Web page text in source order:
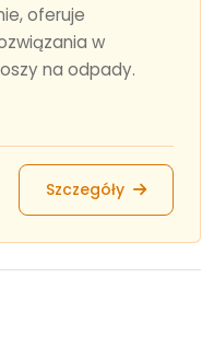
oferuje
w
na odpady.
Szczegóły